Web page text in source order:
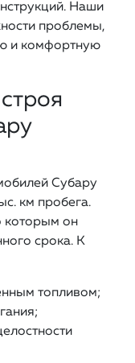
Наши
проблемы,
и комфортную
Субару
км пробега.
которым он
срока. К
топливом;